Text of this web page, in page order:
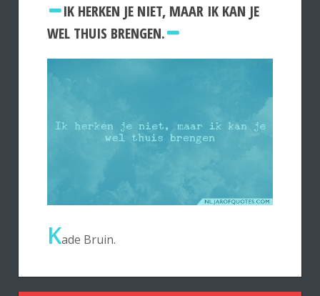
IK HERKEN JE NIET, MAAR IK KAN JE
WEL THUIS BRENGEN.
Kade Bruin.